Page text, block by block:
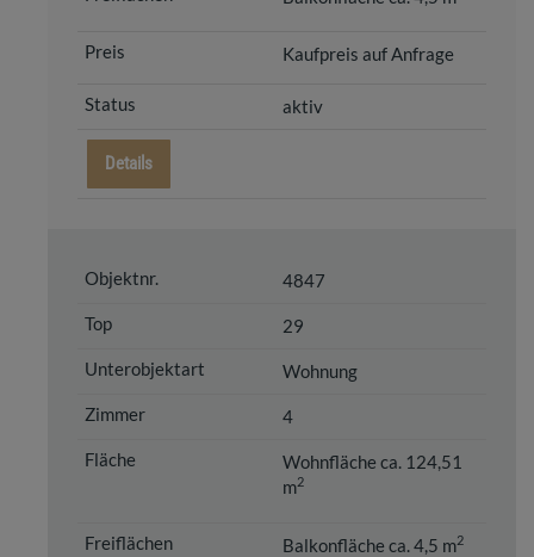
Kaufpreis auf Anfrage
aktiv
Details
4847
29
Wohnung
4
Wohnfläche ca. 124,51
m2
Balkonfläche ca. 4,5 m2